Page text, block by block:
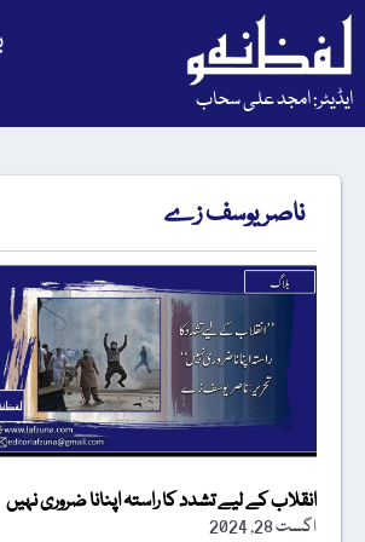
ایڈیٹر: امجد علی سحاب
ناصر یوسف زے
انقلاب کے لیے تشدد کا راستہ اپنانا ضروری نہیں
اگست 28, 2024